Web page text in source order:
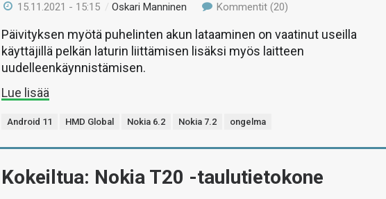
15.11.2021 - 15:15 /Oskari Manninen Kommentit (20)
Päivityksen myötä puhelinten akun lataaminen on vaatinut useilla
käyttäjillä pelkän laturin liittämisen lisäksi myös laitteen
uudelleenkäynnistämisen.
Lue lisää
Android 11 HMD Global Nokia 6.2 Nokia 7.2 ongelma
Kokeiltua: Nokia T20 -taulutietokone